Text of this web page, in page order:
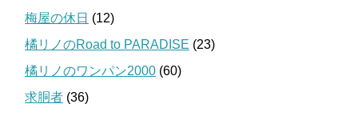
梅屋の休日 (12)
橘リノのRoad to PARADISE (23)
橘リノのワンパン2000 (60)
求胴者 (36)